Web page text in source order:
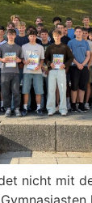
nicht mit